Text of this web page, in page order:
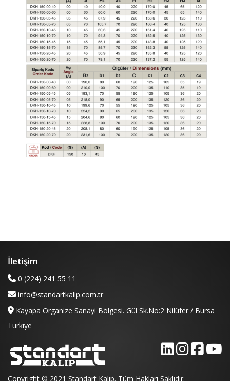
İletişim
0 (224) 241 55 11
info@standartkalip.com.tr
Kayapa Organize Sanayi Bölgesi. Gül Sk.No:2 Nilüfer / Bursa
Türkiye
Copyright © 2021 Standart Kalıp. Tüm Hakları Saklıdır.